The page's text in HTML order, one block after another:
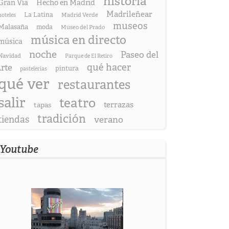
Vía Hecho en Madrid
La Latina Madrid Verde Madrileñear
moda Museo del Prado museos
música en directo
noche Parque de El Retiro
Paseo del
pastelerías pintura qué hacer
ver restaurantes
tapas teatro terrazas
tradición verano
Youtube